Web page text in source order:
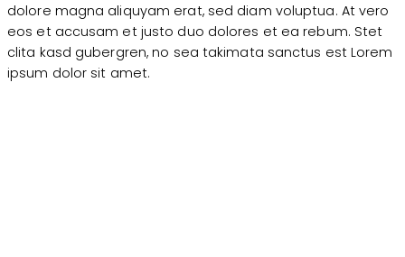
dolore magna aliquyam erat, sed diam voluptua. At vero
eos et accusam et justo duo dolores et ea rebum. Stet
clita kasd gubergren, no sea takimata sanctus est Lorem
ipsum dolor sit amet.